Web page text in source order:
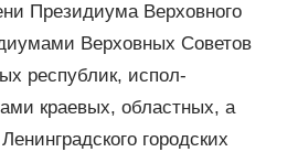
Президиума Верховного
Верховных Советов
республик, испол­
краевых, областных, а
городских